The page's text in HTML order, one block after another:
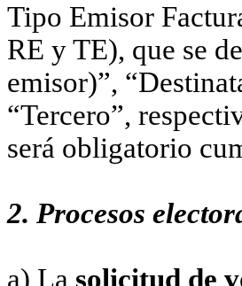
Tipo Emisor
RE y TE), que se
emisor)”,
“Tercero”,
será obligatorio
2. Procesos
a) La solicitud de